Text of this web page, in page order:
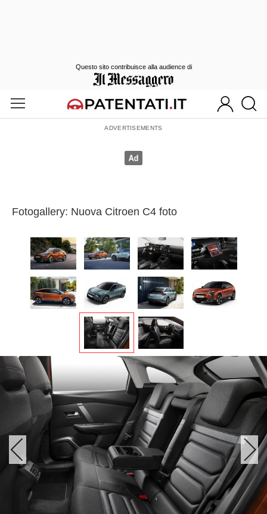
Fotogallery: Nuova Citroen C4 foto
Questo sito contribuisce alla audience di